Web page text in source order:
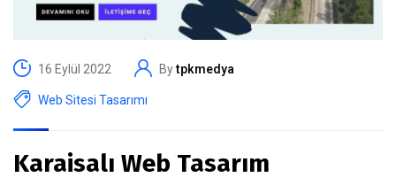
16 Eylül 2022 Bytpkmedya
Web Sitesi Tasarımı
Karaisalı Web Tasarım